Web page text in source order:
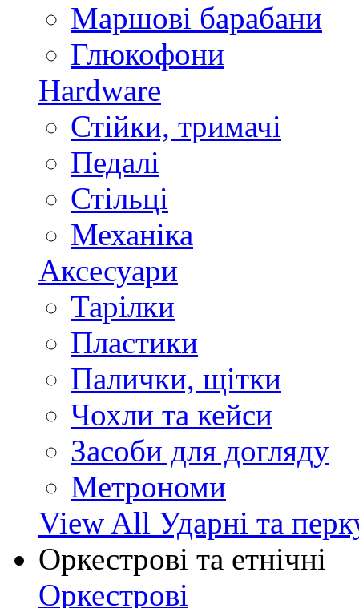
Маршові барабани
Глюкофони
Hardware
Стійки, тримачі
Педалі
Стільці
Механіка
Аксесуари
Тарілки
Пластики
Палички, щітки
Чохли та кейси
Засоби для догляду
Метрономи
View All Ударні та
Оркестрові та етнічні
Оркестрові